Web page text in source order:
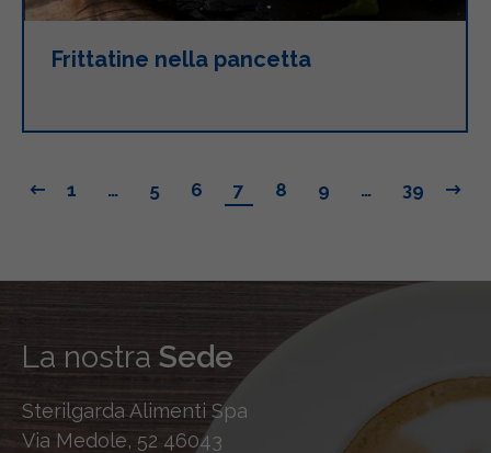
Frittatine nella pancetta
1 … 5 6 7 8 9 … 39
La nostra Sede
Sterilgarda Alimenti Spa
Via Medole, 52 46043